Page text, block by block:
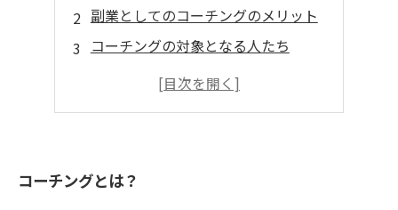
副業としてのコーチングのメリット
コーチングの対象となる人たち
必要な資格やスキル
コーチングとは？